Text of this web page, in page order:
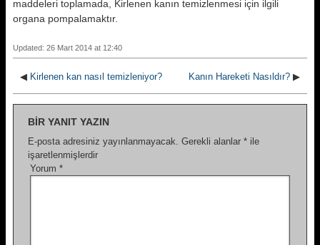
maddeleri toplamada, Kirlenen kanın temizlenmesi için ilgili
organa pompalamaktır.
Updated: 26 Mart 2014 at 12:40
◀ Kirlenen kan nasıl temizleniyor? Kanın Hareketi Nasıldır? ▶
BIR YANIT YAZIN
E-posta adresiniz yayınlanmayacak. Gerekli alanlar * ile
işaretlenmişlerdir
Yorum *